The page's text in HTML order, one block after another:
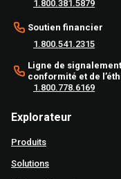
1.800.381.5879
Soutien financier
1.800.541.2315
Ligne de
conformité et de
1.800.778.6169
Explorateur
Produits
Solutions